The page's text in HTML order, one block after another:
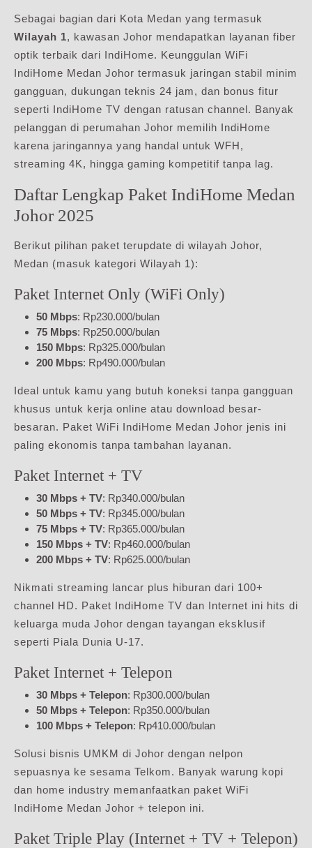
Sebagai bagian dari Kota Medan yang termasuk
Wilayah 1, kawasan Johor mendapatkan layanan fiber
optik terbaik dari IndiHome. Keunggulan WiFi
IndiHome Medan Johor termasuk jaringan stabil minim
gangguan, dukungan teknis 24 jam, dan bonus fitur
seperti IndiHome TV dengan ratusan channel. Banyak
pelanggan di perumahan Johor memilih IndiHome
karena jaringannya yang handal untuk WFH,
streaming 4K, hingga gaming kompetitif tanpa lag.
Daftar Lengkap Paket IndiHome Medan
Johor 2025
Berikut pilihan paket terupdate di wilayah Johor,
Medan (masuk kategori Wilayah 1):
Paket Internet Only (WiFi Only)
50 Mbps: Rp230.000/bulan
75 Mbps: Rp250.000/bulan
150 Mbps: Rp325.000/bulan
200 Mbps: Rp490.000/bulan
Ideal untuk kamu yang butuh koneksi tanpa gangguan
khusus untuk kerja online atau download besar-
besaran. Paket WiFi IndiHome Medan Johor jenis ini
paling ekonomis tanpa tambahan layanan.
Paket Internet + TV
30 Mbps + TV: Rp340.000/bulan
50 Mbps + TV: Rp345.000/bulan
75 Mbps + TV: Rp365.000/bulan
150 Mbps + TV: Rp460.000/bulan
200 Mbps + TV: Rp625.000/bulan
Nikmati streaming lancar plus hiburan dari 100+
channel HD. Paket IndiHome TV dan Internet ini hits di
keluarga muda Johor dengan tayangan eksklusif
seperti Piala Dunia U-17.
Paket Internet + Telepon
30 Mbps + Telepon: Rp300.000/bulan
50 Mbps + Telepon: Rp350.000/bulan
100 Mbps + Telepon: Rp410.000/bulan
Solusi bisnis UMKM di Johor dengan nelpon
sepuasnya ke sesama Telkom. Banyak warung kopi
dan home industry memanfaatkan paket WiFi
IndiHome Medan Johor + telepon ini.
Paket Triple Play (Internet + TV + Telepon)